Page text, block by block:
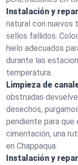
Instalación y
natural con nuevos
sellos fallidos.
hielo adecuados
durante las
temperatura.
Limpieza de
obstruidas
desechos,
pendiente para que
cimentación, una
en Chappaqua.
Instalación y